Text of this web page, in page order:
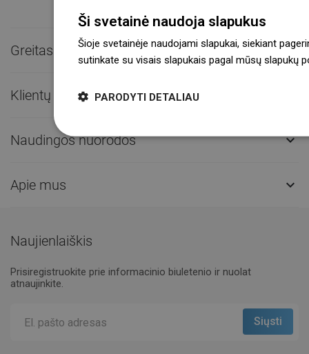
Greitas kontaktas 
Klientų aptarnavimas
Naudingos nuorodos 
Apie mus 
Naujienlaiškis
Prisiregistruokite prie informacinio biuletenio ir nuolat
atnaujinkite.
Ši svetainė naudoja slapukus
Šioje svetainėje naudojami slapukai, siekiant
sutinkate su visais slapukais pagal mūsų slapukų
PARODYTI DETALIAU